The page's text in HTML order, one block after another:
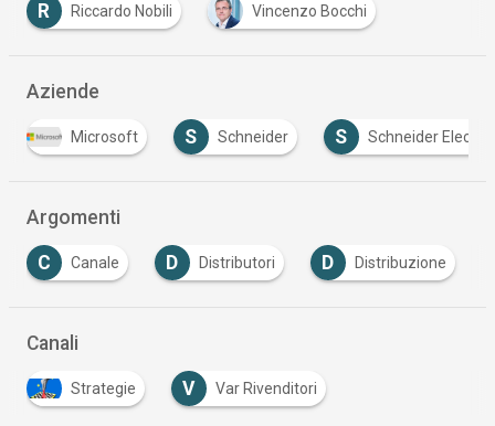
R Riccardo Nobili Vincenzo Bocchi
Aziende
S Schneider S Schneider Electric Tech Data
Argomenti
D Distributori D Distribuzione I Industry 4.0
Canali
Strategie V Var Rivenditori